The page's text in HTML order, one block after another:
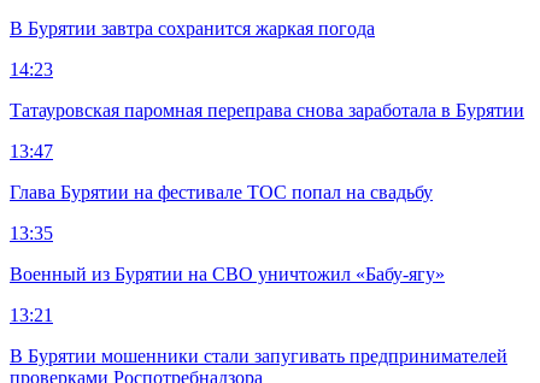
В Бурятии завтра сохранится жаркая погода
14:23
Татауровская паромная переправа снова заработала в Бурятии
13:47
Глава Бурятии на фестивале ТОС попал на свадьбу
13:35
Военный из Бурятии на СВО уничтожил «Бабу-ягу»
13:21
В Бурятии мошенники стали запугивать предпринимателей
проверками Роспотребнадзора